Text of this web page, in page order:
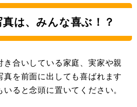
は、みんな喜ぶ！？
合いしている家庭、実家や親
を前面に出しても喜ばれます
ると念頭に置いてください。